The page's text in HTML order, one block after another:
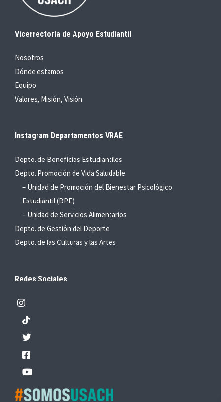
Vicerrectoría de Apoyo Estudiantil
Nosotros
Dónde estamos
Equipo
Valores, Misión, Visión
Instagram Departamentos VRAE
Depto. de Beneficios Estudiantiles
Depto. Promoción de Vida Saludable
– Unidad de Promoción del Bienestar Psicológico
Estudiantil (BPE)
– Unidad de Servicios Alimentarios
Depto. de Gestión del Deporte
Depto. de las Culturas y las Artes
Redes Sociales